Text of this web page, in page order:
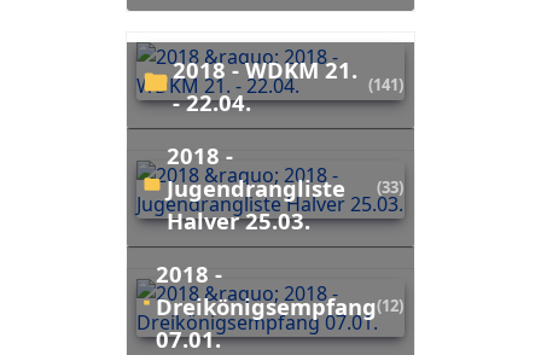
2018 - WDKM 21.
- 22.04.
(141)
2018 -
Jugendrangliste
Halver 25.03.
(33)
2018 -
Dreikönigsempfang
07.01.
(12)